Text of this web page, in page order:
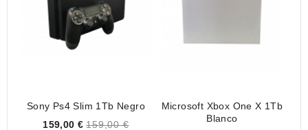
Sony Ps4 Slim 1Tb Negro
Price
159,00 € 159,00 €
Microsoft Xbox One X 1Tb
Blanco